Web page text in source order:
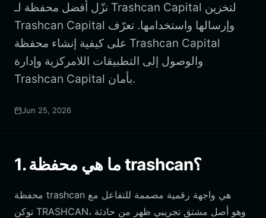
বাংলা
Español
Português (Brasil)
Español (Argentina)
نزّل أفضل محفظة لـ Trashcan Capital لتخزين
Trashcan Capital وإرسالها واستخدامها. تعرّف
على كيفية إنشاء محفظة Trashcan Capital
والوصول إلى التطبيقات اللامركزية وإدارة
Trashcan Capital بأمان.
Jun 25, 2026
1. ما هي محفظة trashcan؟
محفظة trashcan هي واجهة رقمية مصممة للتفاعل مع
توكن TRASHCAN، وهو أصل مشتق تجريبي ظهر من حادثة